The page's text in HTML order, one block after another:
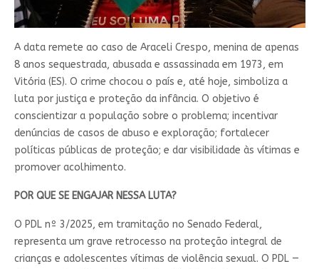
A data remete ao caso de Araceli Crespo, menina de apenas
8 anos sequestrada, abusada e assassinada em 1973, em
Vitória (ES). O crime chocou o país e, até hoje, simboliza a
luta por justiça e proteção da infância. O objetivo é
conscientizar a população sobre o problema; incentivar
denúncias de casos de abuso e exploração; fortalecer
políticas públicas de proteção; e dar visibilidade às vítimas e
promover acolhimento.
POR QUE SE ENGAJAR NESSA LUTA?
O PDL nº 3/2025, em tramitação no Senado Federal,
representa um grave retrocesso na proteção integral de
crianças e adolescentes vítimas de violência sexual. O PDL —